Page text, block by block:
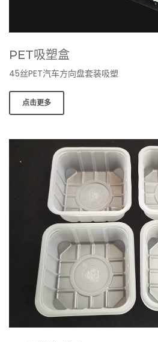
PET吸塑盒
45丝PET汽车方向盘套装吸塑
点击更多